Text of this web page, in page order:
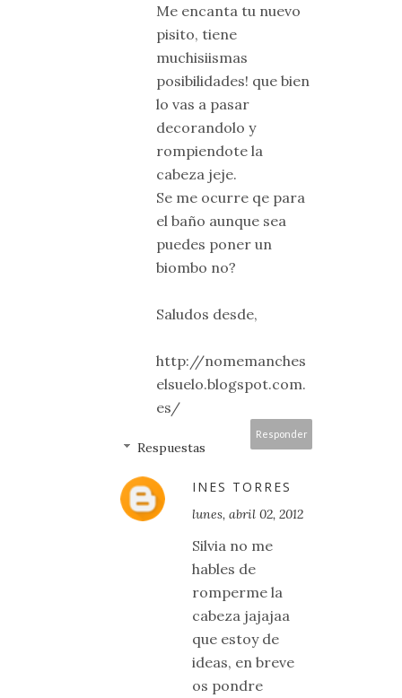
Me encanta tu nuevo
pisito, tiene
muchisiismas
posibilidades! que bien
lo vas a pasar
decorandolo y
rompiendote la
cabeza jeje.
Se me ocurre qe para
el baño aunque sea
puedes poner un
biombo no?
Saludos desde,
http://nomemanches
elsuelo.blogspot.com.
es/
Responder
Respuestas
INES TORRES
lunes, abril 02, 2012
Silvia no me
hables de
romperme la
cabeza jajajaa
que estoy de
ideas, en breve
os pondre